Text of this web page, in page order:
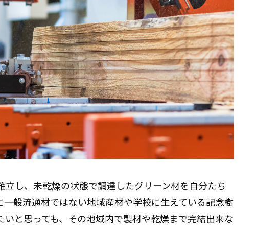
し、未乾燥の状態で調達したグリーン材を自分たち
般流通材ではない地域産材や学校に生えている記念樹
と思っても、その地域内で製材や乾燥まで完結出来な